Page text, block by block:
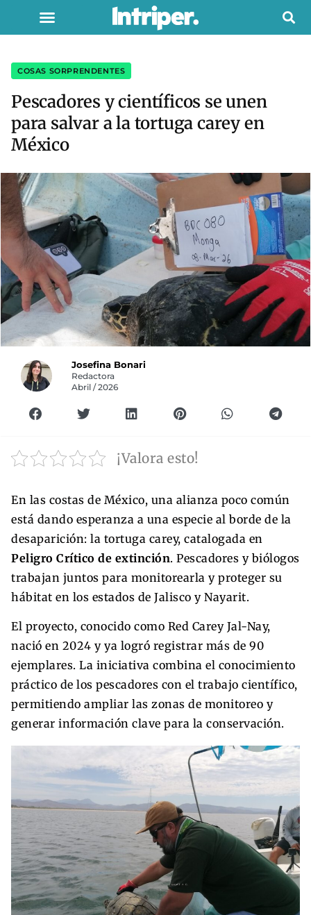
COSAS SORPRENDENTES
Pescadores y científicos se unen
para salvar a la tortuga carey en
México
Josefina Bonari
Redactora
Abril / 2026
¡Valora esto!
En las costas de México, una alianza poco común
está dando esperanza a una especie al borde de la
desaparición: la tortuga carey, catalogada en
Peligro Crítico de extinción. Pescadores y biólogos
trabajan juntos para monitorearla y proteger su
hábitat en los estados de Jalisco y Nayarit.
El proyecto, conocido como Red Carey Jal-Nay,
nació en 2024 y ya logró registrar más de 90
ejemplares. La iniciativa combina el conocimiento
práctico de los pescadores con el trabajo científico,
permitiendo ampliar las zonas de monitoreo y
generar información clave para la conservación.